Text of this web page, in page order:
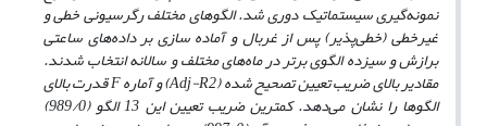
نمونه‌گیری سیستماتیک دوری شد. الگوهای مختلف رگرسیونی خطی و
غیرخطی (خطی‌پذیر) پس از غربال و آماده سازی بر داده‌های ساعتی
برازش و سیزده الگوی برتر در ماه‌های مختلف و سالانه انتخاب شدند.
مقادیر بالای ضریب تعیین تصحیح شده (Adj-R2) و آمارهFقدرت بالای
الگوها را نشان می‌دهد. کمترین ضریب تعیین این 13 الگو (989/0)